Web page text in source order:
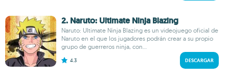
2. Naruto: Ultimate Ninja Blazing
Naruto: Ultimate Ninja Blazing es un videojuego oficial de
Naruto en el que los jugadores podrán crear a su propio
grupo de guerreros ninja, con...
4.3 DESCARGAR